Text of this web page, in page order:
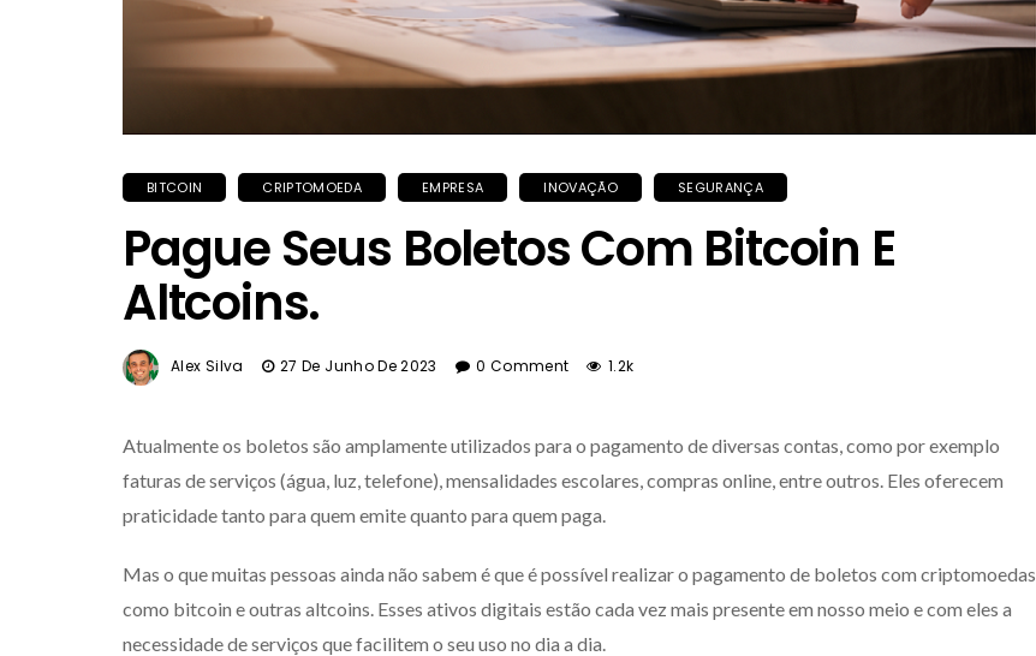
BITCOIN CRIPTOMOEDA EMPRESA INOVAÇÃO SEGURANÇA
Pague Seus Boletos Com Bitcoin E
Altcoins.
Alex Silva 27 De Junho De 2023 0 Comment 1.2k
Atualmente os boletos são amplamente utilizados para o pagamento de diversas contas, como por exemplo
faturas de serviços (água, luz, telefone), mensalidades escolares, compras online, entre outros. Eles oferecem
praticidade tanto para quem emite quanto para quem paga.
Mas o que muitas pessoas ainda não sabem é que é possível realizar o pagamento de boletos com criptomoedas
como bitcoin e outras altcoins. Esses ativos digitais estão cada vez mais presente em nosso meio e com eles a
necessidade de serviços que facilitem o seu uso no dia a dia.